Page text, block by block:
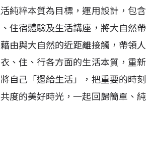
純粹本質為目標，運用設計，包含
住宿體驗及生活講座，將大自然帶
由與大自然的近距離接觸，帶領人
、住、行各方面的生活本質，重新
自己「還給生活」，把重要的時刻
度的美好時光，一起回歸簡單、純